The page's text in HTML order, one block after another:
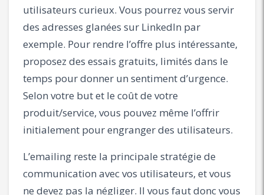
utilisateurs curieux. Vous pourrez vous servir
des adresses glanées sur LinkedIn par
exemple. Pour rendre l’offre plus intéressante,
proposez des essais gratuits, limités dans le
temps pour donner un sentiment d’urgence.
Selon votre but et le coût de votre
produit/service, vous pouvez même l’offrir
initialement pour engranger des utilisateurs.
L’emailing reste la principale stratégie de
communication avec vos utilisateurs, et vous
ne devez pas la négliger. Il vous faut donc vous